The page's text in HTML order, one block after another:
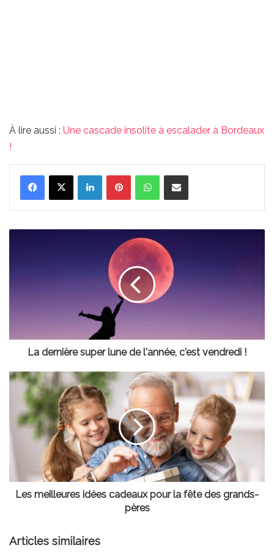
À lire aussi : Une cascade insolite à escalader à Bordeaux
!
LinkedinPinterestWhatsAppPartager par email
!
La dernière super lune de l'année, c'est vendredi !
Les
meilleures
idées
cadeaux
pour
grands-
pères
Les meilleures idées cadeaux pour la fête des grands-
pères
Articles similaires